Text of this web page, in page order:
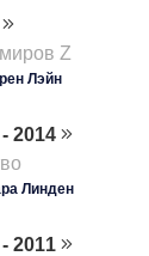
Z
Лэйн
2014
Линден
2011